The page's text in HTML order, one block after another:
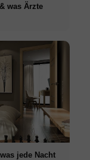
was Ärzte
jede Nacht